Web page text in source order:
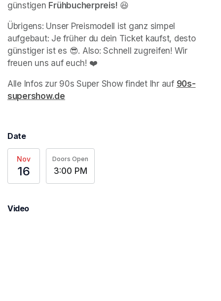
günstigen Frühbucherpreis! 😆
Übrigens: Unser Preismodell ist ganz simpel
aufgebaut: Je früher du dein Ticket kaufst, desto
günstiger ist es 😎. Also: Schnell zugreifen! Wir
freuen uns auf euch! ❤️
Alle Infos zur 90s Super Show findet Ihr auf 90s-
supershow.de
Date
Nov
16
Doors Open
3:00 PM
Video